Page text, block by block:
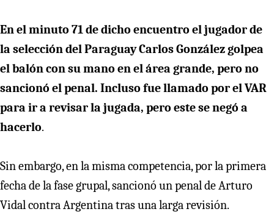
En el minuto 71 de dicho encuentro el jugador de
la selección del Paraguay Carlos González golpea
el balón con su mano en el área grande, pero no
sancionó el penal. Incluso fue llamado por el VAR
para ir a revisar la jugada, pero este se negó a
hacerlo.
Sin embargo, en la misma competencia, por la primera
fecha de la fase grupal, sancionó un penal de Arturo
Vidal contra Argentina tras una larga revisión.